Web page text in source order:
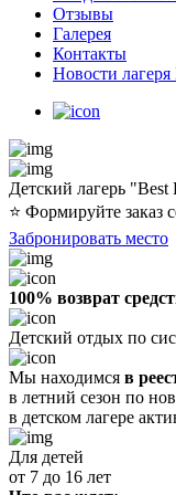
Отзывы
Галерея
Контакты
Новости
Детский лагерь "Best
⭐️ Формируйте заказ
Забронировать место
100% возврат
Детский отдых по
Мы находимся в
в летний сезон по
в детском лагере
Для детей
от 7 до 16 лет